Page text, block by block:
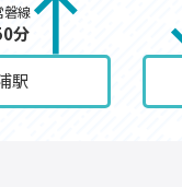
磐線
分
駅